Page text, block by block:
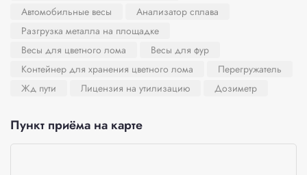
Автомобильные весы
Анализатор сплава
Разгрузка металла на площадке
Весы для цветного лома
Весы для фур
Контейнер для хранения цветного лома
Перегружатель
Жд пути
Лицензия на утилизацию Дозиметр
Пункт приёма на карте